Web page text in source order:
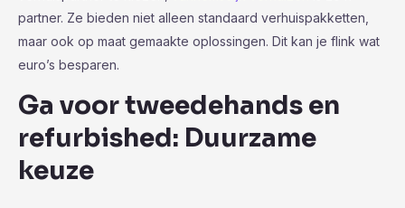
partner. Ze bieden niet alleen standaard verhuispakketten,
maar ook op maat gemaakte oplossingen. Dit kan je flink wat
euro’s besparen.
Ga voor tweedehands en
refurbished: Duurzame
keuze